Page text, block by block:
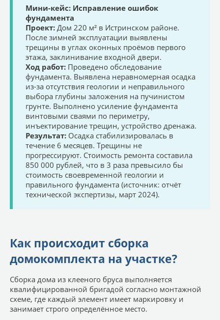
Мини-кейс: Исправление ошибок
фундамента
Проект: Дом 220 м² в Истринском районе.
После зимней эксплуатации выявлены
трещины в углах оконных проёмов первого
этажа, заклинивание входной двери.
Ход работ: Проведено обследование
фундамента. Выявлена неравномерная осадка
из-за отсутствия геологии и неправильного
выбора глубины заложения на пучинистом
грунте. Выполнено усиление фундамента
винтовыми сваями по периметру,
инъектирование трещин, устройство дренажа.
Результат: Осадка стабилизировалась в
течение 6 месяцев. Трещины не
прогрессируют. Стоимость ремонта составила
850 000 рублей, что в 3 раза превысило бы
стоимость своевременной геологии и
правильного фундамента (источник: отчёт
технической экспертизы, март 2024).
Как происходит сборка
домокомплекта на участке?
Сборка дома из клееного бруса выполняется
квалифицированной бригадой согласно монтажной
схеме, где каждый элемент имеет маркировку и
занимает строго определённое место.